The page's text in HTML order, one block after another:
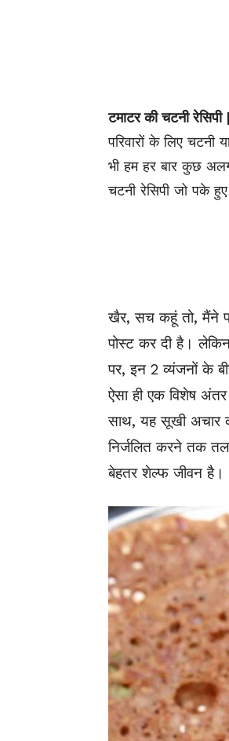
टमाटर की चटनी रेसिपी
परिवारों के लिए
भी हम हर बार कुछ
चटनी रेसिपी जो पके
खैर, सच कहूं तो, मैंने
पोस्ट कर दी है।
पर, इन 2 व्यंजनों के
ऐसा ही एक विशेष
साथ, यह सूखी अचार
निर्जलित करने तक
बेहतर शेल्फ जीवन है।